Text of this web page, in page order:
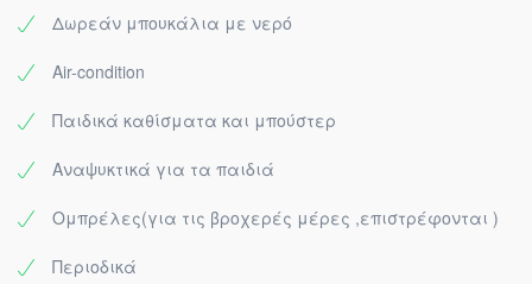
Δωρεάν μπουκάλια με νερό
Air-condition
Παιδικά καθίσματα και μπούστερ
Αναψυκτικά για τα παιδιά
Ομπρέλες(για τις βροχερές μέρες ,επιστρέφονται )
Περιοδικά